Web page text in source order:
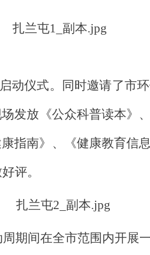
动仪式。 同时邀请了市
发放 《公众科普读本》
指南》、《健康教育信
评。
期间在全市范围内开展